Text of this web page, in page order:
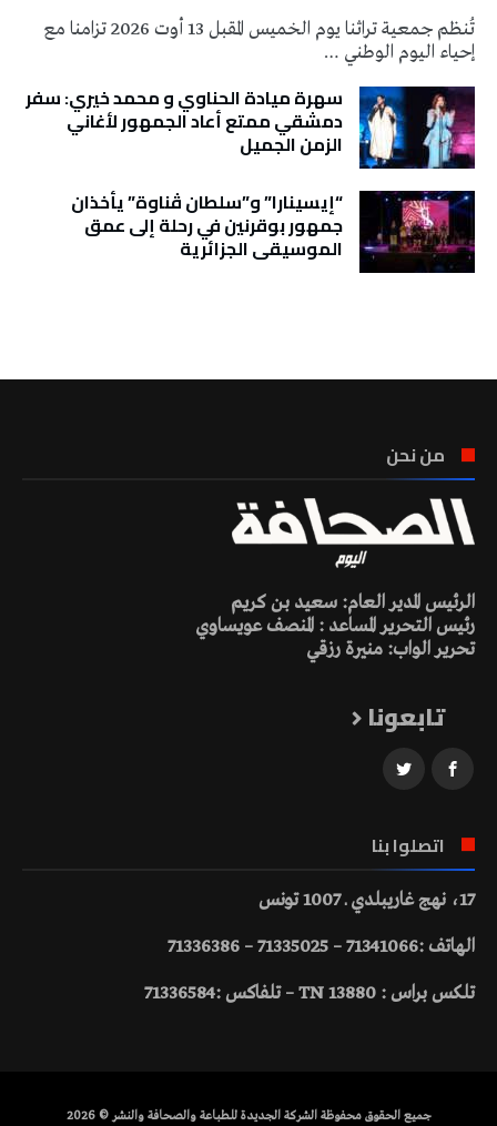
تُنظم جمعية تراثنا يوم الخميس المقبل 13 أوت 2026 تزامنا مع
إحياء اليوم الوطني …
سهرة ميادة الحناوي و محمد خيري: سفر
دمشقي ممتع أعاد الجمهور لأغاني
الزمن الجميل
“إيسينارا” و”سلطان ڤناوة” يأخذان
جمهور بوقرنين في رحلة إلى عمق
الموسيقى الجزائرية
من نحن
الرئيس المدير العام: سعيد بن كريم
رئيس التحرير المساعد : المنصف عويساوي
تحرير الواب: منيرة رزقي
تابعونا
اتصلوا بنا
17، نهج غاريبلدي ـ 1007 تونس
الهاتف :71341066 – 71335025 – 71336386
تلكس براس : 13880 TN – تلفاكس :71336584
جميع الحقوق محفوظة الشركة الجديدة للطباعة والصحافة والنشر © 2026